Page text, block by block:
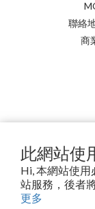
此網站使
Hi, 本網站使用
站服務，後者
更多
聯絡
商
提醒您，我